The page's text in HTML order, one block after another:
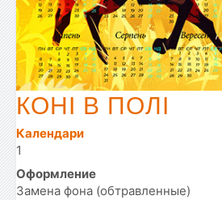
КОНІ В ПОЛІ
Календари
1
Оформление
Замена фона (обтравленные)